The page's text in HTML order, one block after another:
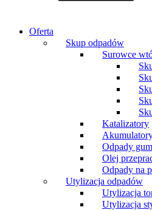
Oferta
Skup odpadów
Surowce
Katalizatory
Odpady
Olej
Odpady na
Utylizacja odpadów
Utylizacja
Utylizacja